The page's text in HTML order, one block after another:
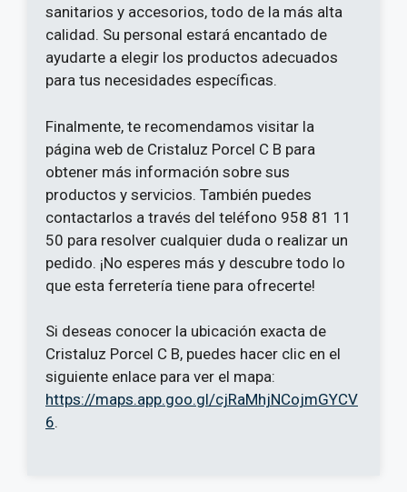
sanitarios y accesorios, todo de la más alta
calidad. Su personal estará encantado de
ayudarte a elegir los productos adecuados
para tus necesidades específicas.
Finalmente, te recomendamos visitar la
página web de Cristaluz Porcel C B para
obtener más información sobre sus
productos y servicios. También puedes
contactarlos a través del teléfono 958 81 11
50 para resolver cualquier duda o realizar un
pedido. ¡No esperes más y descubre todo lo
que esta ferretería tiene para ofrecerte!
Si deseas conocer la ubicación exacta de
Cristaluz Porcel C B, puedes hacer clic en el
siguiente enlace para ver el mapa:
https://maps.app.goo.gl/cjRaMhjNCojmGYCV
6.